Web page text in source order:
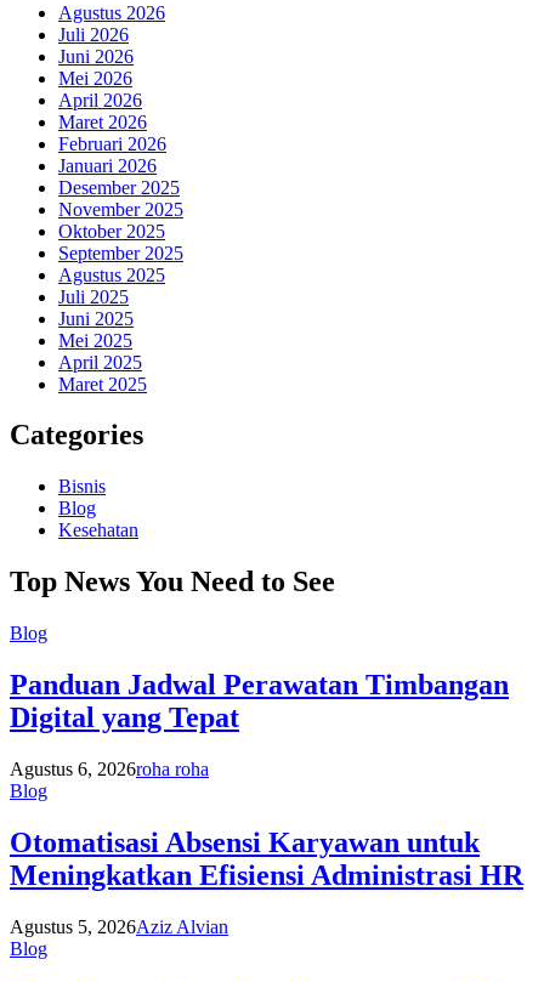
Agustus 2026
Juli 2026
Juni 2026
Mei 2026
April 2026
Maret 2026
Februari 2026
Januari 2026
Desember 2025
November 2025
Oktober 2025
September 2025
Agustus 2025
Juli 2025
Juni 2025
Mei 2025
April 2025
Maret 2025
Categories
Bisnis
Blog
Kesehatan
Top News You Need to See
Blog
Panduan Jadwal Perawatan Timbangan
Digital yang Tepat
Agustus 6, 2026roha roha
Blog
Otomatisasi Absensi Karyawan untuk
Meningkatkan Efisiensi Administrasi HR
Agustus 5, 2026Aziz Alvian
Blog